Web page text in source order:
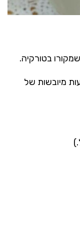
בטורקיה.
מיובשות של